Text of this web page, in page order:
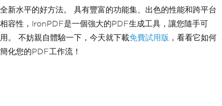
全新水平的好方法。 具有豐富的功能集、出色的性能和跨平台
相容性，IronPDF是一個強大的PDF生成工具，讓您隨手可
用。 不妨親自體驗一下，今天就下載免費試用版 ，看看它如何
簡化您的PDF工作流！